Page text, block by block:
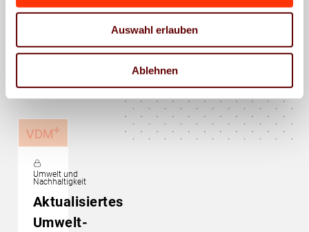
Auswahl erlauben
Ablehnen
Das könnte Sie auch
interessieren
Umwelt und
Nachhaltigkeit
Aktualisiertes
Umwelt-